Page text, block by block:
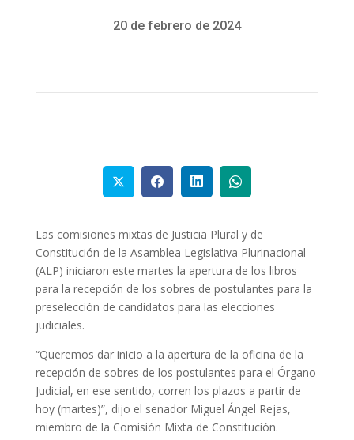
20 de febrero de 2024
Las comisiones mixtas de Justicia Plural y de
Constitución de la Asamblea Legislativa Plurinacional
(ALP) iniciaron este martes la apertura de los libros
para la recepción de los sobres de postulantes para la
preselección de candidatos para las elecciones
judiciales.
“Queremos dar inicio a la apertura de la oficina de la
recepción de sobres de los postulantes para el Órgano
Judicial, en ese sentido, corren los plazos a partir de
hoy (martes)”, dijo el senador Miguel Ángel Rejas,
miembro de la Comisión Mixta de Constitución.